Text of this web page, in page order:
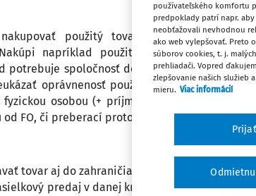
použitý tovar od fyzických osôb-
napríklad použitú práčku (v
potrebuje spoločnosť do účtovníctva (a do
oprávnenosť použitia § 66 zákona o
osobou (+ príjmový doklad od FO v
FO, či preberací protokol k práčke?
tovar aj do zahraničia. Ak pri novom tovare
predaj v danej krajine. Ako to ovplyvní
používateľského komfortu
predpoklady patrí napr.
neobťažovali nevhodnou
ako web vylepšovať. Preto
súborov cookies, t. j.
prehliadači. Vopred
zlepšovanie našich služieb
mieru. Viac informácií